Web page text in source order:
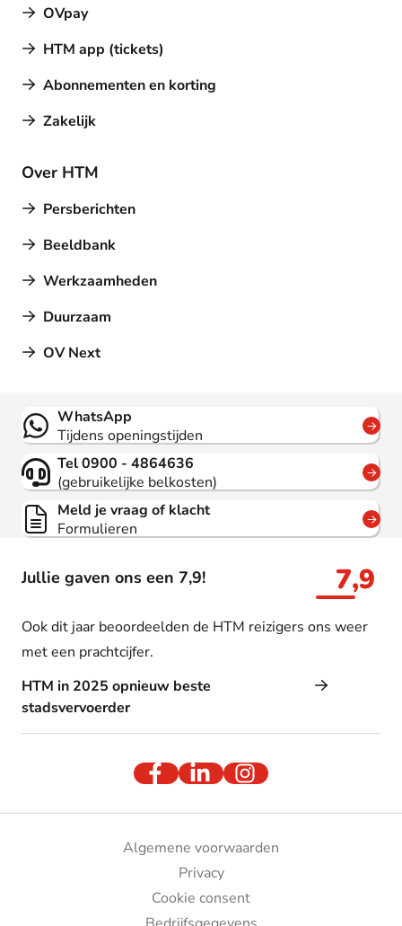
OVpay
HTM app (tickets)
Abonnementen en korting
Zakelijk
Over HTM
Persberichten
Beeldbank
Werkzaamheden
Duurzaam
OV Next
Jullie gaven ons een 7,9! 7,9
Ook dit jaar beoordeelden de HTM reizigers ons weer
met een prachtcijfer.
HTM in 2025 opnieuw beste
stadsvervoerder
Contact
WhatsApp
Tijdens openingstijden
Tel 0900 - 4864636
(gebruikelijke belkosten)
Meld je vraag of klacht
Formulieren
Algemene voorwaarden
Privacy
Cookie consent